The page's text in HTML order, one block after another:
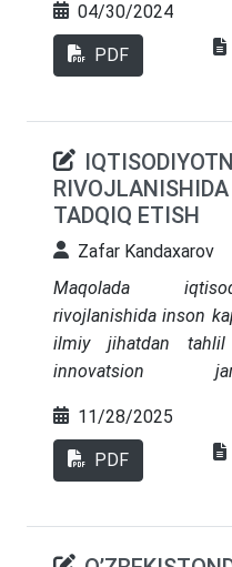
ishlab chiqarish
amalga oshirish lozim
yoritilib berilgan va bu
04/30/2024
PDF
TADQIQ ETISH
Zafar Kandaxarov
Maqolada
rivojlanishida inson
ilmiy jihatdan
innovatsion
uning bilim, malaka,
bilan bog‘liq
Shuningdek,
11/28/2025
PDF